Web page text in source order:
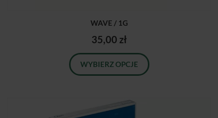
WAVE / 1G
35,00 zł
WYBIERZ OPCJE